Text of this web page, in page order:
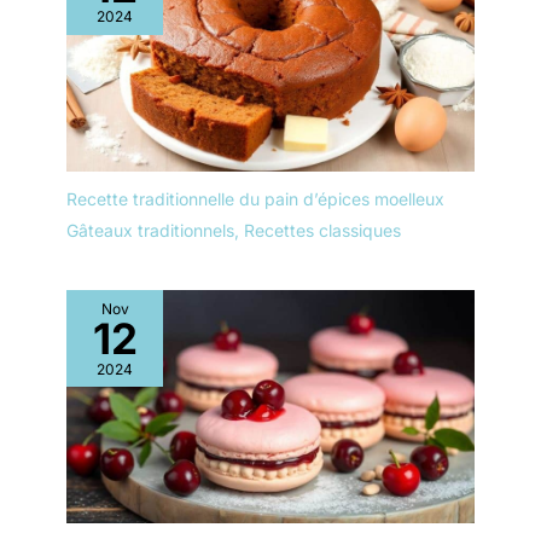
difficultés, n'hésitez pas
à nous contacter. Nous
vous répondrons dans
les 24 heures.
2024
Recette traditionnelle du pain d’épices moelleux
Gâteaux traditionnels Recettes classiques
Nov
12
2024